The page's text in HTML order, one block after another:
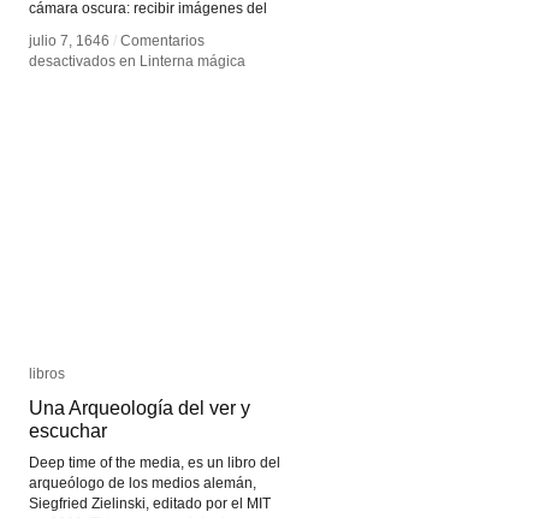
cámara oscura: recibir imágenes del
julio 7, 1646 / Comentarios
desactivados en Linterna mágica
julio 7, 1646 / Comentarios
desactivados en Linterna mágica
libros
Una Arqueología del ver y
escuchar
Deep time of the media, es un libro del
arqueólogo de los medios alemán,
Siegfried Zielinski, editado por el MIT
libros
Una Arqueología del ver y
escuchar